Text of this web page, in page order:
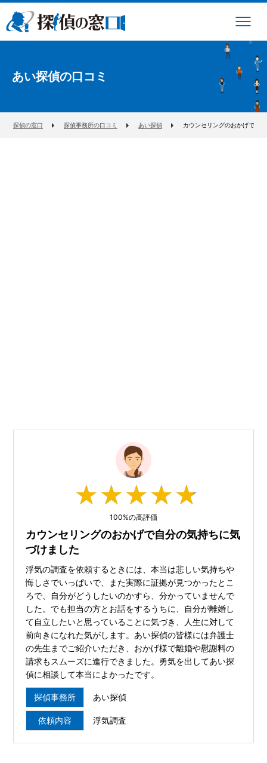
あい探偵の口コミ
探偵の窓口 探偵事務所の口コミ あい探偵 カウンセリングのおかげで自
★★★★★
★★★★★
100%の高評価
カウンセリングのおかげで自分の気持ちに気
づけました
浮気の調査を依頼するときには、本当は悲しい気持ちや
悔しさでいっぱいで、また実際に証拠が見つかったとこ
ろで、自分がどうしたいのかすら、分かっていませんで
した。でも担当の方とお話をするうちに、自分が離婚し
て自立したいと思っていることに気づき、人生に対して
前向きになれた気がします。あい探偵の皆様には弁護士
の先生までご紹介いただき、おかげ様で離婚や慰謝料の
請求もスムーズに進行できました。勇気を出してあい探
偵に相談して本当によかったです。
探偵事務所 あい探偵
依頼内容 浮気調査